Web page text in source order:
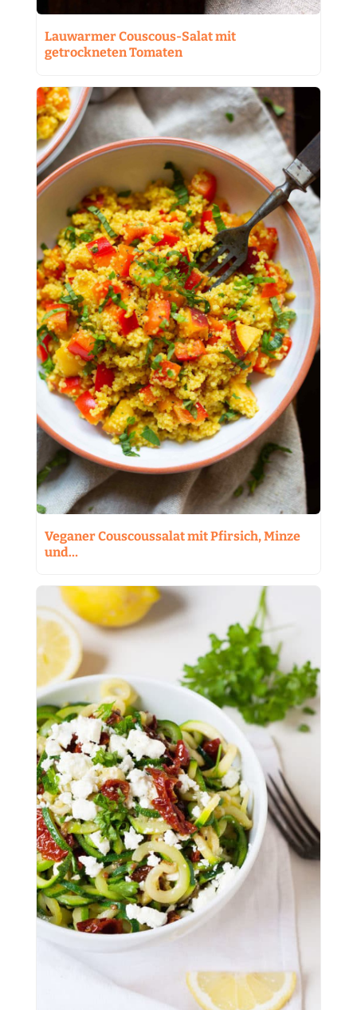
Lauwarmer Couscous-Salat mit
getrockneten Tomaten
Veganer Couscoussalat mit Pfirsich, Minze
und…